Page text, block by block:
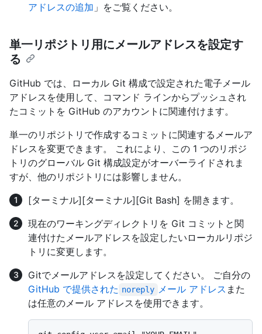
アドレスの追加 」をご覧ください。
単一リポジトリ用にメールアドレスを設定す
る
GitHub では、ローカル Git 構成で設定された電子メール
アドレスを使用して、コマンド ラインからプッシュされ
たコミットを GitHub のアカウントに関連付けます。
単一のリポジトリで作成するコミットに関連するメールア
ドレスを変更できます。 これにより、この 1 つのリポジ
トリのグローバル Git 構成設定がオーバーライドされま
すが、他のリポジトリには影響しません。
[ターミナル][ターミナル][Git Bash] を開きます。
現在のワーキングディレクトリを Git コミットと関
連付けたメールアドレスを設定したいローカルリポジ
トリに変更します。
Gitでメールアドレスを設定してください。 ご自分の
GitHub で提供された noreply メール アドレス また
は任意のメール アドレスを使用できます。